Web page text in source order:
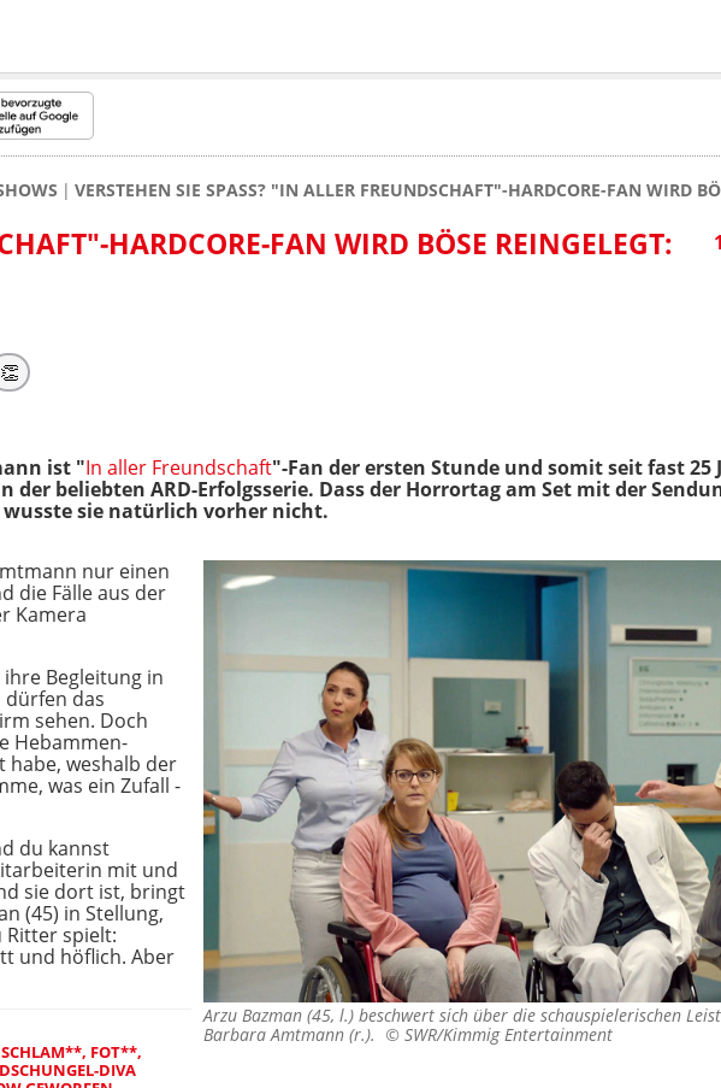
VERSTEHEN SIE SPASS? "IN ALLER FREUNDSCHAFT"-HARDCORE-FAN WIRD
HARDCORE-FAN WIRD BÖSE REINGELEGT:
👏
ist "In aller Freundschaft"-Fan der ersten Stunde und somit seit fast 25
der beliebten ARD-Erfolgsserie. Dass der Horrortag am Set mit der
sie natürlich vorher nicht.
Arzu Bazman (45, l.) beschwert sich über die schauspielerischen
Barbara Amtmann (r.). © SWR/Kimmig Entertainment
nur einen
die Fälle aus der
Kamera
Begleitung in
das
sehen. Doch
Hebammen-
habe, weshalb der
was ein Zufall -
du kannst
mit und
sie dort ist, bringt
(45) in Stellung,
Ritter spielt:
und höflich. Aber
SCHLAM**, FOT**,
DIVA